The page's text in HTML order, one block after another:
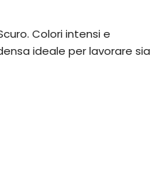
Colori intensi e
ideale per lavorare sia